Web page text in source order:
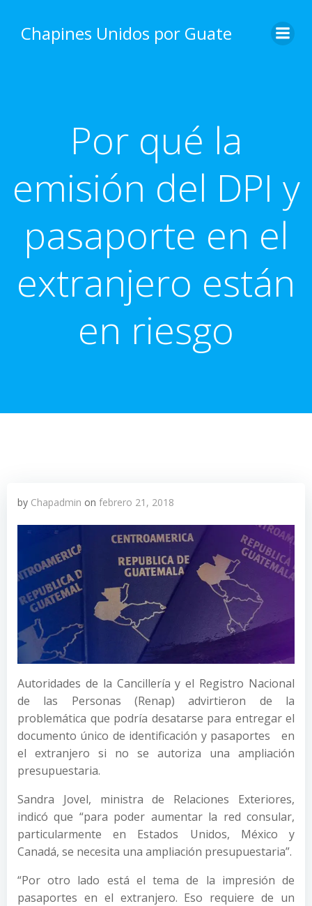
content
Chapines Unidos por Guate
Por qué la
emisión del DPI y
pasaporte en el
extranjero están
en riesgo
by Chapadmin on febrero 21, 2018
Autoridades de la Cancillería y el Registro Nacional
de las Personas (Renap) advirtieron de la
problemática que podría desatarse para entregar el
documento único de identificación y pasaportes en
el extranjero si no se autoriza una ampliación
presupuestaria.
Sandra Jovel, ministra de Relaciones Exteriores,
indicó que “para poder aumentar la red consular,
particularmente en Estados Unidos, México y
Canadá, se necesita una ampliación presupuestaria”.
“Por otro lado está el tema de la impresión de
pasaportes en el extranjero. Eso requiere de un